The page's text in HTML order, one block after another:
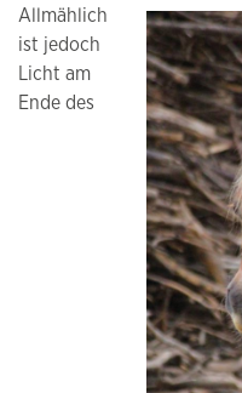
Allmählich
ist jedoch
Licht am
Ende des